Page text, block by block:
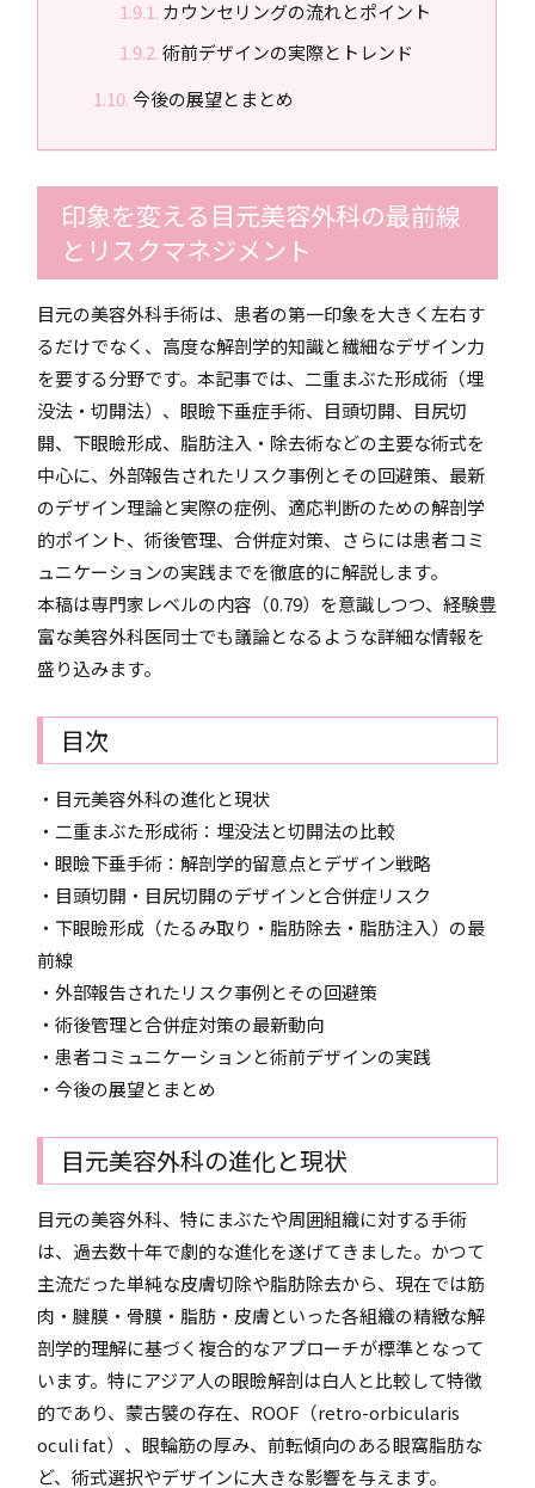
カウンセリングの流れとポイント
術前デザインの実際とトレンド
今後の展望とまとめ
印象を変える目元美容外科の最前線
とリスクマネジメント
目元の美容外科手術は、患者の第一印象を大きく左右す
るだけでなく、高度な解剖学的知識と繊細なデザイン力
を要する分野です。本記事では、二重まぶた形成術（埋
没法・切開法）、眼瞼下垂症手術、目頭切開、目尻切
開、下眼瞼形成、脂肪注入・除去術などの主要な術式を
中心に、外部報告されたリスク事例とその回避策、最新
のデザイン理論と実際の症例、適応判断のための解剖学
的ポイント、術後管理、合併症対策、さらには患者コミ
ュニケーションの実践までを徹底的に解説します。
本稿は専門家レベルの内容（0.79）を意識しつつ、経験豊
富な美容外科医同士でも議論となるような詳細な情報を
盛り込みます。
目次
・目元美容外科の進化と現状
・二重まぶた形成術：埋没法と切開法の比較
・眼瞼下垂手術：解剖学的留意点とデザイン戦略
・目頭切開・目尻切開のデザインと合併症リスク
・下眼瞼形成（たるみ取り・脂肪除去・脂肪注入）の最
前線
・外部報告されたリスク事例とその回避策
・術後管理と合併症対策の最新動向
・患者コミュニケーションと術前デザインの実践
・今後の展望とまとめ
目元美容外科の進化と現状
目元の美容外科、特にまぶたや周囲組織に対する手術
は、過去数十年で劇的な進化を遂げてきました。かつて
主流だった単純な皮膚切除や脂肪除去から、現在では筋
肉・腱膜・骨膜・脂肪・皮膚といった各組織の精緻な解
剖学的理解に基づく複合的なアプローチが標準となって
います。特にアジア人の眼瞼解剖は白人と比較して特徴
的であり、蒙古襞の存在、ROOF（retro-orbicularis
oculi fat）、眼輪筋の厚み、前転傾向のある眼窩脂肪な
ど、術式選択やデザインに大きな影響を与えます。